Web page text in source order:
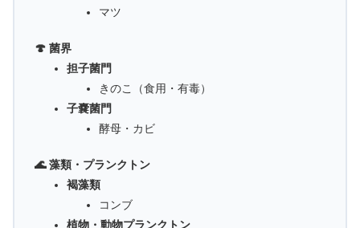
マツ
🍄 菌界
担子菌門
きのこ（食用・有毒）
子嚢菌門
酵母・カビ
🌊 藻類・プランクトン
褐藻類
コンブ
植物・動物プランクトン